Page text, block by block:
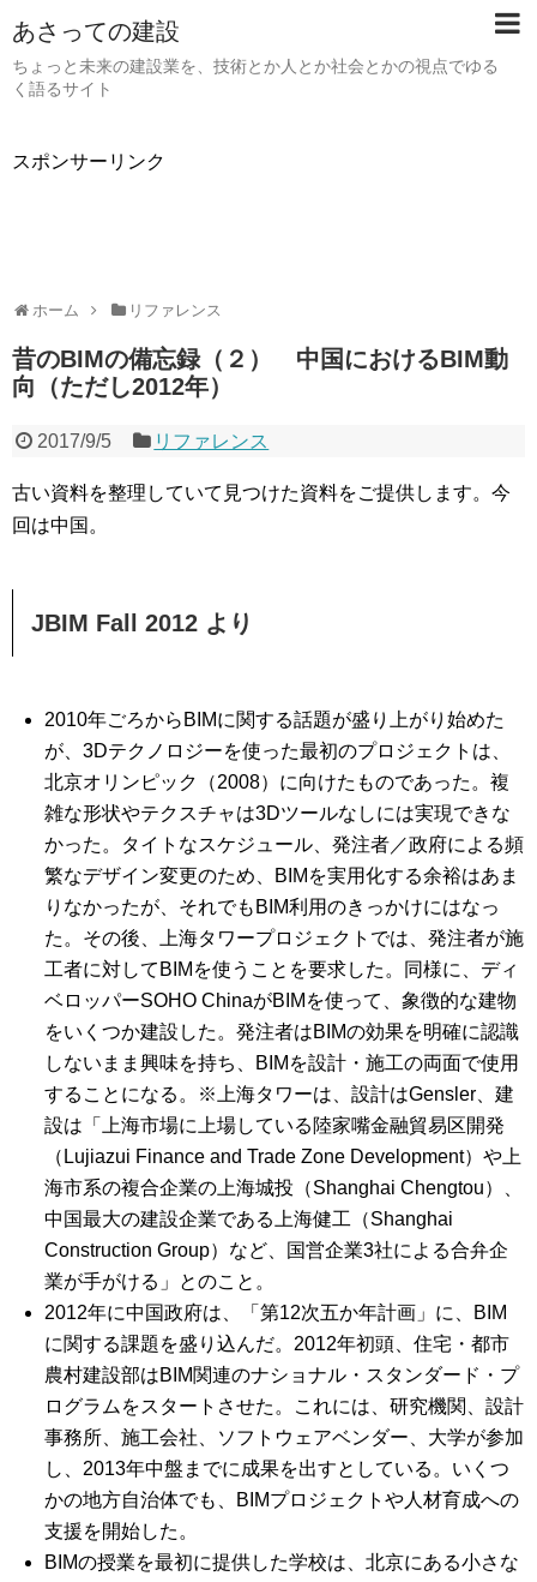
あさっての建設
ちょっと未来の建設業を、技術とか人とか社会とかの視点でゆる
く語るサイト
スポンサーリンク
ホーム リファレンス
昔のBIMの備忘録（２） 中国におけるBIM動
向（ただし2012年）
2017/9/5 リファレンス
古い資料を整理していて見つけた資料をご提供します。今
回は中国。
JBIM Fall 2012 より
2010年ごろからBIMに関する話題が盛り上がり始めた
が、3Dテクノロジーを使った最初のプロジェクトは、
北京オリンピック（2008）に向けたものであった。複
雑な形状やテクスチャは3Dツールなしには実現できな
かった。タイトなスケジュール、発注者／政府による頻
繁なデザイン変更のため、BIMを実用化する余裕はあま
りなかったが、それでもBIM利用のきっかけにはなっ
た。その後、上海タワープロジェクトでは、発注者が施
工者に対してBIMを使うことを要求した。同様に、ディ
ベロッパーSOHO ChinaがBIMを使って、象徴的な建物
をいくつか建設した。発注者はBIMの効果を明確に認識
しないまま興味を持ち、BIMを設計・施工の両面で使用
することになる。※上海タワーは、設計はGensler、建
設は「上海市場に上場している陸家嘴金融貿易区開発
（Lujiazui Finance and Trade Zone Development）や上
海市系の複合企業の上海城投（Shanghai Chengtou）、
中国最大の建設企業である上海健工（Shanghai
Construction Group）など、国営企業3社による合弁企
業が手がける」とのこと。
2012年に中国政府は、「第12次五か年計画」に、BIM
に関する課題を盛り込んだ。2012年初頭、住宅・都市
農村建設部はBIM関連のナショナル・スタンダード・プ
ログラムをスタートさせた。これには、研究機関、設計
事務所、施工会社、ソフトウェアベンダー、大学が参加
し、2013年中盤までに成果を出すとしている。いくつ
かの地方自治体でも、BIMプロジェクトや人材育成への
支援を開始した。
BIMの授業を最初に提供した学校は、北京にある小さな